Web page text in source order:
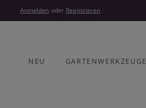
Hauptinhalt springen
Zur Hauptnavigation springen
Anmelden oder Registrieren
NEU GARTENWERKZEUGE